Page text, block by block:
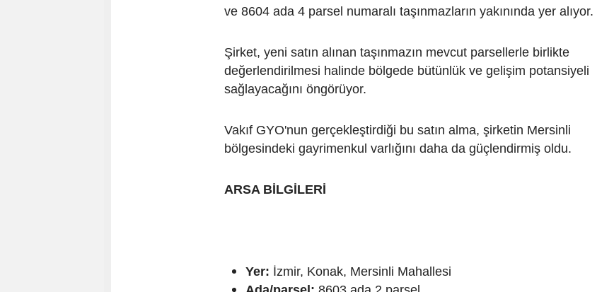
ve 8604 ada 4 parsel numaralı taşınmazların yakınında yer alıyor.
Şirket, yeni satın alınan taşınmazın mevcut parsellerle birlikte
değerlendirilmesi halinde bölgede bütünlük ve gelişim potansiyeli
sağlayacağını öngörüyor.
Vakıf GYO'nun gerçekleştirdiği bu satın alma, şirketin Mersinli
bölgesindeki gayrimenkul varlığını daha da güçlendirmiş oldu.
ARSA BİLGİLERİ
Yer: İzmir, Konak, Mersinli Mahallesi